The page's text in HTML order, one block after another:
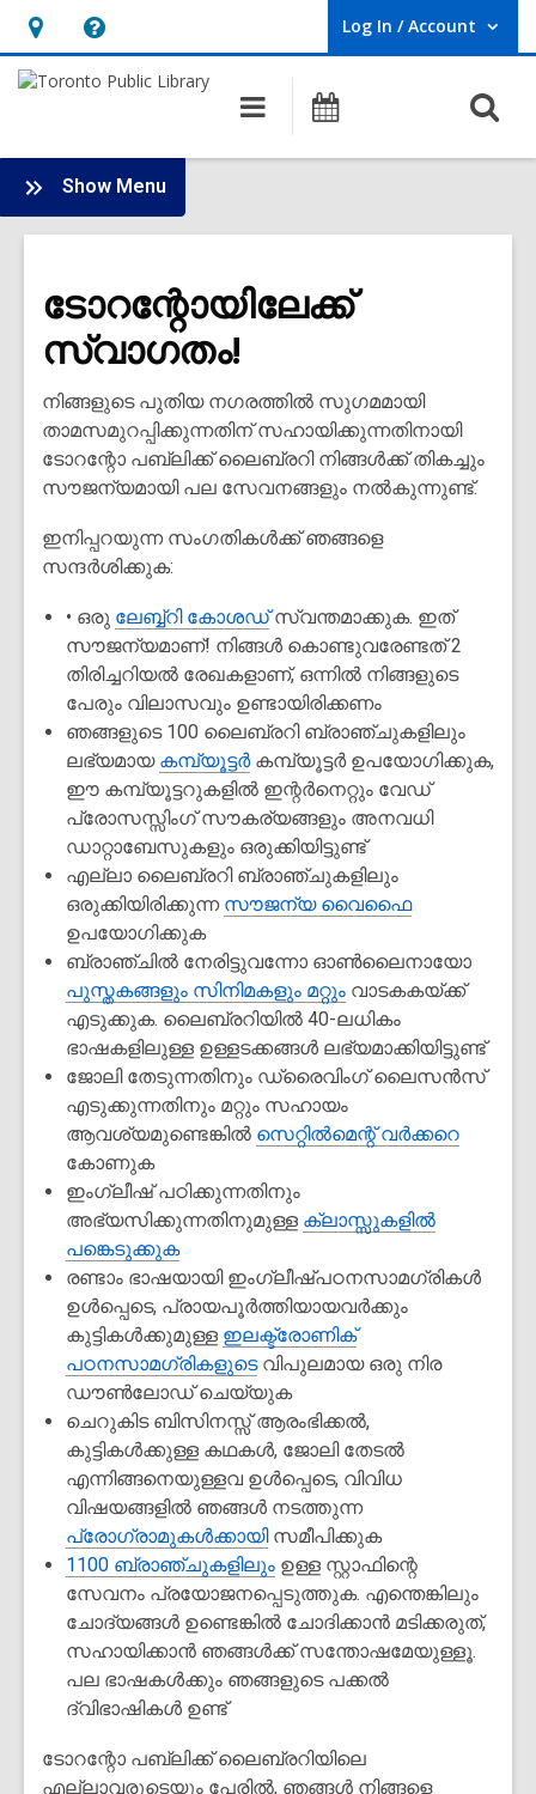
Hours
&
opens
an
overlay
Help,
opens
overlay
Log In / Account
User Log In / Account.
Main
navigation
Programs
Show Menu
New
to
ടോറന്റോയിലേക്ക്
സ്വാഗതം!
നിങ്ങളുടെ പുതിയ നഗരത്തിൽ സുഗമമായി
താമസമുറപ്പിക്കുന്നതിന് സഹായിക്കുന്നതിനായി
ടോറന്റോ പബ്ലിക്ക് ലൈബ്രറി നിങ്ങൾക്ക് തികച്ചും
സൗജന്യമായി പല സേവനങ്ങളും നൽകുന്നുണ്ട്.
ഇനിപ്പറയുന്ന സംഗതികൾക്ക് ഞങ്ങളെ
സന്ദർശിക്കുക:
• ഒരു ലേബ്ബ്റി കോശഡ്സ്വന്തമാക്കുക. ഇത്
സൗജന്യമാണ്! നിങ്ങൾ കൊണ്ടുവരേണ്ടത് 2
തിരിച്ചറിയൽ രേഖകളാണ്, ഒന്നിൽ നിങ്ങളുടെ
പേരും വിലാസവും ഉണ്ടായിരിക്കണം
ഞങ്ങളുടെ 100 ലൈബ്രറി ബ്രാഞ്ചുകളിലും
ലഭ്യമായ കമ്പ്യൂട്ടർകമ്പ്യൂട്ടർ ഉപയോഗിക്കുക,
ഈ കമ്പ്യൂട്ടറുകളിൽ ഇന്റർനെറ്റും വേഡ്
പ്രോസസ്സിംഗ് സൗകര്യങ്ങളും അനവധി
ഡാറ്റാബേസുകളും ഒരുക്കിയിട്ടുണ്ട്
എല്ലാ ലൈബ്രറി ബ്രാഞ്ചുകളിലും
ഒരുക്കിയിരിക്കുന്ന സൗജന്യ വൈഫൈ
ഉപയോഗിക്കുക
ബ്രാഞ്ചിൽ നേരിട്ടുവന്നോ ഓൺലൈനായോ
പുസ്തകങ്ങളും സിനിമകളും മറ്റും വാടകകയ്ക്ക്
എടുക്കുക. ലൈബ്രറിയിൽ 40-ലധികം
ഭാഷകളിലുള്ള ഉള്ളടക്കങ്ങൾ ലഭ്യമാക്കിയിട്ടുണ്ട്
ജോലി തേടുന്നതിനും ഡ്രൈവിംഗ് ലൈസൻസ്
എടുക്കുന്നതിനും മറ്റും സഹായം
ആവശ്യമുണ്ടെങ്കിൽ സെറ്റിൽമെന്റ് വർക്കറെ
കോണുക
ഇംഗ്ലീഷ് പഠിക്കുന്നതിനും
അഭ്യസിക്കുന്നതിനുമുള്ള ക്ലാസ്സുകളിൽ
പങ്കെടുക്കുക
രണ്ടാം ഭാഷയായി ഇംഗ്ലീഷ്പഠനസാമഗ്രികൾ
ഉൾപ്പെടെ, പ്രായപൂർത്തിയായവർക്കും
കുട്ടികൾക്കുമുള്ള ഇലക്ട്രോണിക്
പഠനസാമഗ്രികളുടെവിപുലമായ ഒരു നിര
ഡൗൺലോഡ് ചെയ്യുക
ചെറുകിട ബിസിനസ്സ് ആരംഭിക്കൽ,
കുട്ടികൾക്കുള്ള കഥകൾ, ജോലി തേടൽ
എന്നിങ്ങനെയുള്ളവ ഉൾപ്പെടെ, വിവിധ
വിഷയങ്ങളിൽ ഞങ്ങൾ നടത്തുന്ന
പ്രോഗ്രാമുകൾക്കായിസമീപിക്കുക
1100 ബ്രാഞ്ചുകളിലും ഉള്ള സ്റ്റാഫിന്റെ
സേവനം പ്രയോജനപ്പെടുത്തുക. എന്തെങ്കിലും
ചോദ്യങ്ങൾ ഉണ്ടെങ്കിൽ ചോദിക്കാൻ മടിക്കരുത്,
സഹായിക്കാൻ ഞങ്ങൾക്ക് സന്തോഷമേയുള്ളൂ.
പല ഭാഷകൾക്കും ഞങ്ങളുടെ പക്കൽ
ദ്വിഭാഷികൾ ഉണ്ട്
ടോറന്റോ പബ്ലിക്ക് ലൈബ്രറിയിലെ
എല്ലാവരുടെയും പേരിൽ, ഞങ്ങൾ നിങ്ങളെ